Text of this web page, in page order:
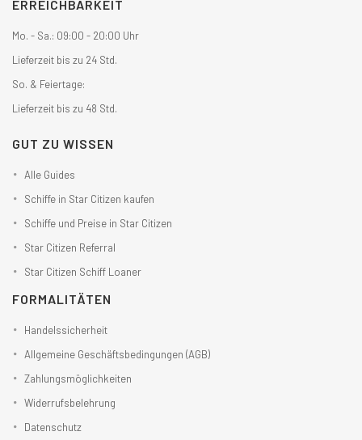
ERREICHBARKEIT
Mo. - Sa.: 09:00 - 20:00 Uhr
Lieferzeit bis zu 24 Std.
So. & Feiertage:
Lieferzeit bis zu 48 Std.
GUT ZU WISSEN
Alle Guides
Schiffe in Star Citizen kaufen
Schiffe und Preise in Star Citizen
Star Citizen Referral
Star Citizen Schiff Loaner
FORMALITÄTEN
Handelssicherheit
Allgemeine Geschäftsbedingungen (AGB)
Zahlungsmöglichkeiten
Widerrufsbelehrung
Datenschutz